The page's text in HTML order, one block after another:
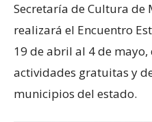
Secretaría de Cultura de
realizará el Encuentro
19 de abril al 4 de mayo,
actividades gratuitas y
municipios del estado.